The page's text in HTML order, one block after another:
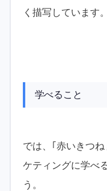
く描写しています。
学べること
では、｢赤いきつ
ケティングに学べ
う。